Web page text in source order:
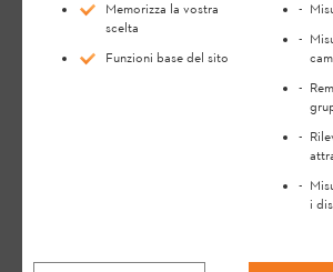
Smartphone per STIHL connected
Equipaggiamento:
Bluetooth Low Energy 4.0
Sistema operativo: iOS 16.0 (o
Android 11.0 (o superiore)
Memorizza la vostra
scelta
Funzioni base del sito
i